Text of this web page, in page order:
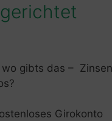
gibts das –
Girokonto